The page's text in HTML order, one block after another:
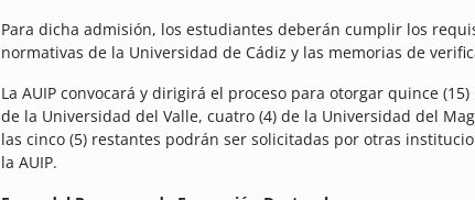
Para dicha admisión, los estudiantes deberán cumplir los
normativas de la Universidad de Cádiz y las memorias de
La AUIP convocará y dirigirá el proceso para otorgar quince
de la Universidad del Valle, cuatro (4) de la Universidad del
las cinco (5) restantes podrán ser solicitadas por otras
la AUIP.